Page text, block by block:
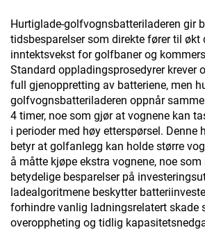
V med 150 W DC-
utgangsport
Hurtiglade-golfvognsbatteriladeren gir
tidsbesparelser som direkte fører til
inntektsvekst for golfbaner og
Standard oppladingsprosedyrer krever
full gjenoppretting av batteriene, men
golfvognsbatteriladeren oppnår
4 timer, noe som gjør at vognene kan
i perioder med høy etterspørsel. Denne
betyr at golfanlegg kan holde større
å måtte kjøpe ekstra vognene, noe som
betydelige besparelser på
ladealgoritmene beskytter
forhindre vanlig ladningsrelatert skade
overoppheting og tidlig